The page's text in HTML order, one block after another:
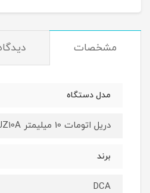
مشخصات
مدل دستگاه
دریل اتومات 10 میلیمتر AJZ10A
برند
DCA